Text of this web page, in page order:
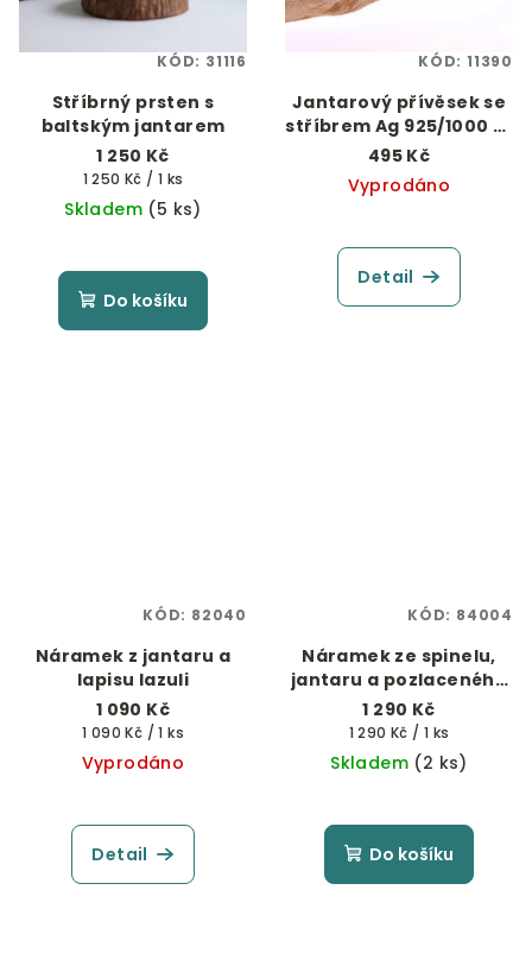
Stříbrný prsten s
baltským jantarem
1 250 Kč
Měrná
cena:
1 250 Kč / 1 ks
Skladem (5 ks)
Do košíku
KÓD: 31116
Jantarový přívěsek se
stříbrem Ag 925/1000 "Z
lásky"
495 Kč
Vyprodáno
Detail
KÓD: 11390
Náramek z jantaru a
lapisu lazuli
1 090 Kč
Měrná
cena:
1 090 Kč / 1 ks
Vyprodáno
Detail
KÓD: 82040
Náramek ze spinelu,
jantaru a pozlaceného
stříbra Ag 925/1000
1 290 Kč
Měrná
cena:
1 290 Kč / 1 ks
Skladem (2 ks)
Do košíku
KÓD: 84004